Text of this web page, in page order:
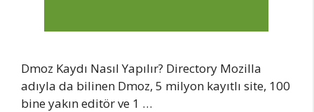
Dmoz Kaydı Nasıl Yapılır? Directory Mozilla
adıyla da bilinen Dmoz, 5 milyon kayıtlı site, 100
bine yakın editör ve 1 …